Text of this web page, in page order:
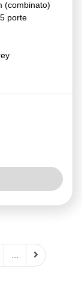
(combinato)
porte
...